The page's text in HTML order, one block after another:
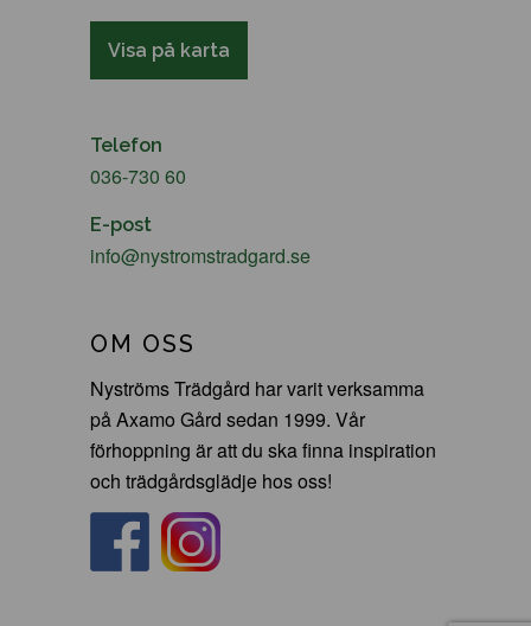
Visa på karta
Telefon
036-730 60
E-post
info@nystromstradgard.se
OM OSS
Nyströms Trädgård har varit verksamma
på Axamo Gård sedan 1999. Vår
förhoppning är att du ska finna inspiration
och trädgårdsglädje hos oss!